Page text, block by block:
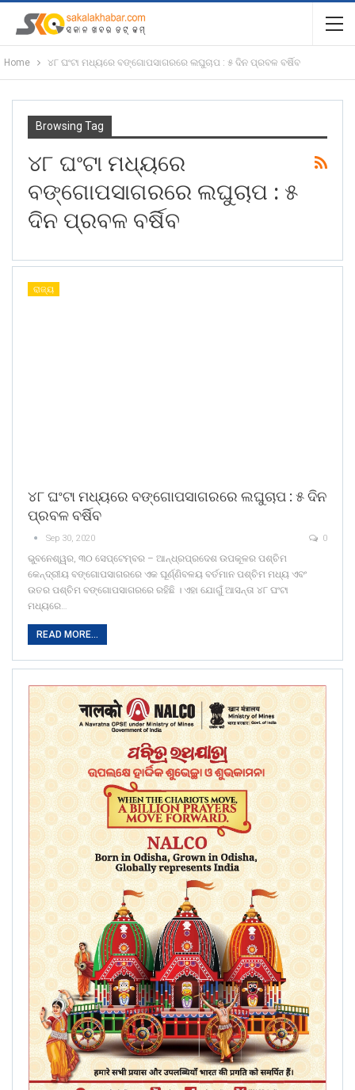
Home ୪୮ ଘଂଟା ମଧ୍ୟରେ ବଙ୍ଗୋପସାଗରରେ ଲଘୁଚାପ : ୫ ଦିନ ପ୍ରବଳ ବର୍ଷିବ
Browsing Tag
୪୮ ଘଂଟା ମଧ୍ୟରେ
ବଙ୍ଗୋପସାଗରରେ ଲଘୁଚାପ : ୫
ଦିନ ପ୍ରବଳ ବର୍ଷିବ
ରାଜ୍ୟ
୪୮ ଘଂଟା ମଧ୍ୟରେ ବଙ୍ଗୋପସାଗରରେ ଲଘୁଚାପ : ୫ ଦିନ
ପ୍ରବଳ ବର୍ଷିବ
Sep 30, 2020 0
ଭୁବନେଶ୍ୱର, ୩୦ ସେପ୍ଟେମ୍ବର – ଆନ୍ଧ୍ରପ୍ରଦେଶ ଉପକୂଳର ପଶ୍ଚିମ
କେନ୍ଦ୍ରୀୟ ବଙ୍ଗୋପସାଗରରେ ଏକ ଘୂର୍ଣ୍ଣିବଳୟ ବର୍ତମାନ ପଶ୍ଚିମ ମଧ୍ୟ ଏବଂ
ଉତର ପଶ୍ଚିମ ବଙ୍ଗୋପସାଗରରେ ରହିଛି । ଏହା ଯୋଗୁଁ ଆସନ୍ତା ୪୮ ଘଂଟା
ମଧ୍ୟରେ…
READ MORE...